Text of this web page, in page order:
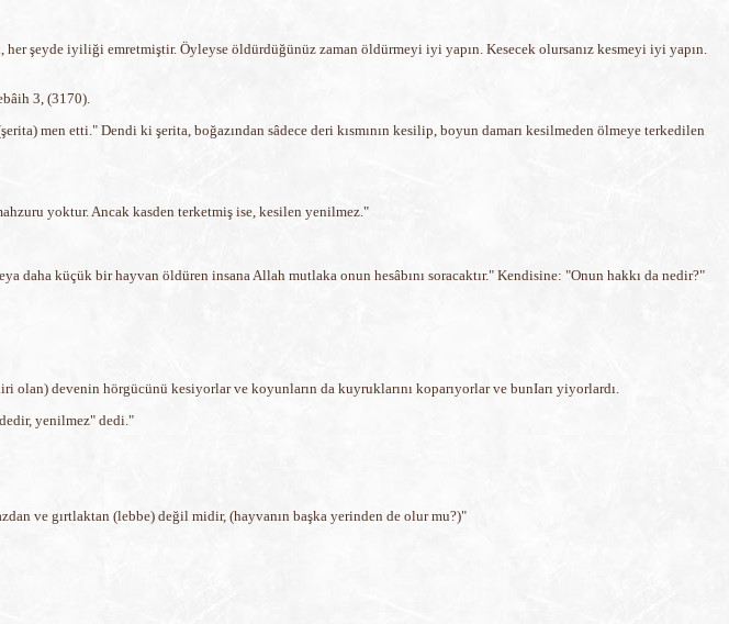
şeyde iyiliği emretmiştir. Öyleyse öldürdüğünüz zaman öldürmeyi iyi yapın. Kesecek olursanız kesmeyi iyi yapın.
3, (3170).
men etti." Dendi ki şerita, boğazından sâdece deri kısmının kesilip, boyun damarı kesilmeden ölmeye terkedilen
yoktur. Ancak kasden terketmiş ise, kesilen yenilmez."
daha küçük bir hayvan öldüren insana Allah mutlaka onun hesâbını soracaktır." Kendisine: "Onun hakkı da nedir?"
devenin hörgücünü kesiyorlar ve koyunların da kuyruklarını koparıyorlar ve bunIarı yiyorlardı.
yenilmez" dedi."
ve gırtlaktan (lebbe) değil midir, (hayvanın başka yerinden de olur mu?)"